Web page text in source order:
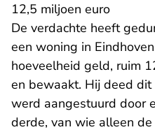
12,5 miljoen euro
De verdachte heeft
een woning in
hoeveelheid geld, ruim
en bewaakt. Hij deed
werd aangestuurd door
derde, van wie alleen